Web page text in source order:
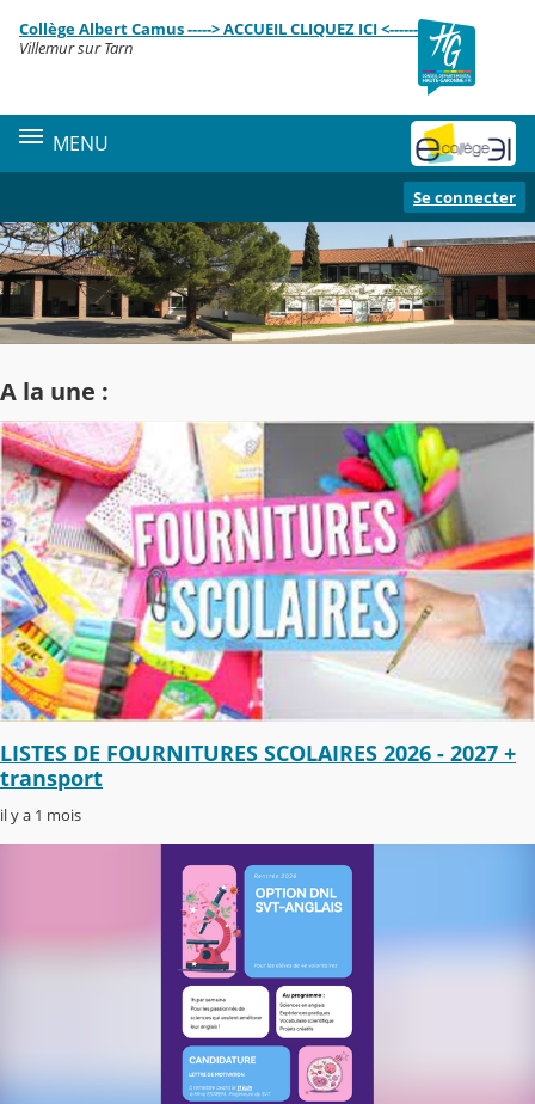
Contenu
Collège Albert Camus -----> ACCUEIL CLIQUEZ ICI <------
Villemur sur Tarn
MENU
Se connecter
A la une :
LISTES DE FOURNITURES SCOLAIRES 2026 - 2027 +
transport
il y a 1 mois